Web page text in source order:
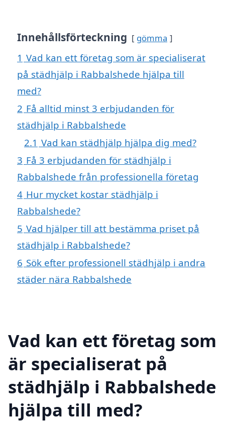
Innehållsförteckning gömma
1 Vad kan ett företag som är specialiserat
på städhjälp i Rabbalshede hjälpa till
med?
2 Få alltid minst 3 erbjudanden för
städhjälp i Rabbalshede
2.1 Vad kan städhjälp hjälpa dig med?
3 Få 3 erbjudanden för städhjälp i
Rabbalshede från professionella företag
4 Hur mycket kostar städhjälp i
Rabbalshede?
5 Vad hjälper till att bestämma priset på
städhjälp i Rabbalshede?
6 Sök efter professionell städhjälp i andra
städer nära Rabbalshede
Vad kan ett företag som
är specialiserat på
städhjälp i Rabbalshede
hjälpa till med?